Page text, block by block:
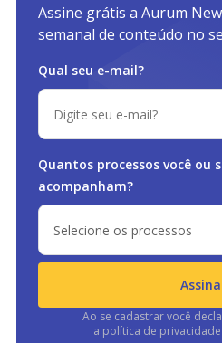
Assine grátis a Aurum
semanal de conteúdo no
Qual seu e-mail?
Quantos processos você ou
acompanham?
Selecione os processos
Ao se cadastrar você
a política de